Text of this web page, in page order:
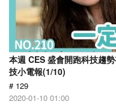
本週 CES 盛會開跑科技趨
技小電報(1/10)
# 129
2020-01-10 01:00